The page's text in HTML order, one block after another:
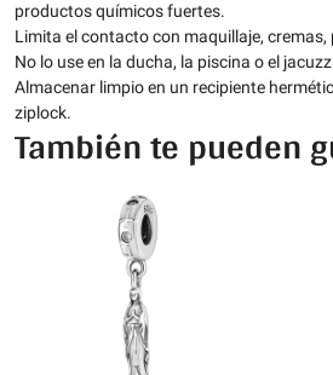
productos químicos fuertes.
Limita el contacto con maquillaje, cremas,
No lo use en la ducha, la piscina o el
Almacenar limpio en un recipiente
ziplock.
También te pueden